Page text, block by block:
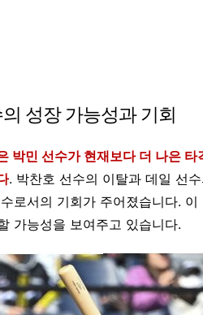
성장 가능성과 기회
박민 선수가 현재보다 더 나은
. 박찬호 선수의 이탈과 데일 선
로서의 기회가 주어졌습니다.
가능성을 보여주고 있습니다.